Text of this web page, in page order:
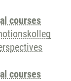
courses
courses